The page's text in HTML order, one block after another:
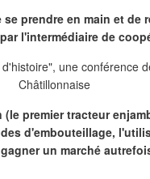
prendre en main et de
l'intermédiaire de
premier tracteur
d'embouteillage,
un marché